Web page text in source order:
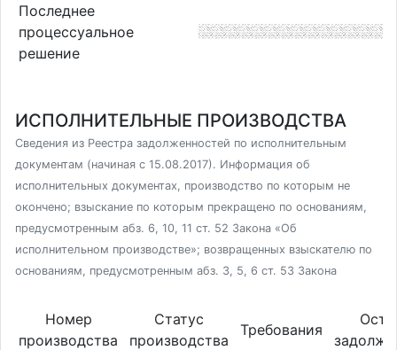
Последнее
процессуальное
решение
ИСПОЛНИТЕЛЬНЫЕ ПРОИЗВОДСТВА
Сведения из Реестра задолженностей по исполнительным
документам (начиная с 15.08.2017). Информация об
исполнительных документах, производство по которым не
окончено; взыскание по которым прекращено по основаниям,
предусмотренным абз. 6, 10, 11 ст. 52 Закона «Об
исполнительном производстве»; возвращенных взыскателю по
основаниям, предусмотренным абз. 3, 5, 6 ст. 53 Закона
Номер
производства
Статус
производства
Требования